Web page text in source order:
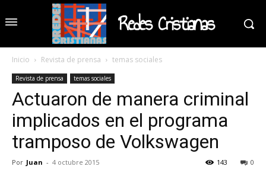
Redes Cristianas
Inicio Revista de prensa temas sociales
Revista de prensa temas sociales
Actuaron de manera criminal
implicados en el programa
tramposo de Volkswagen
Por Juan - 4 octubre 2015 0
143